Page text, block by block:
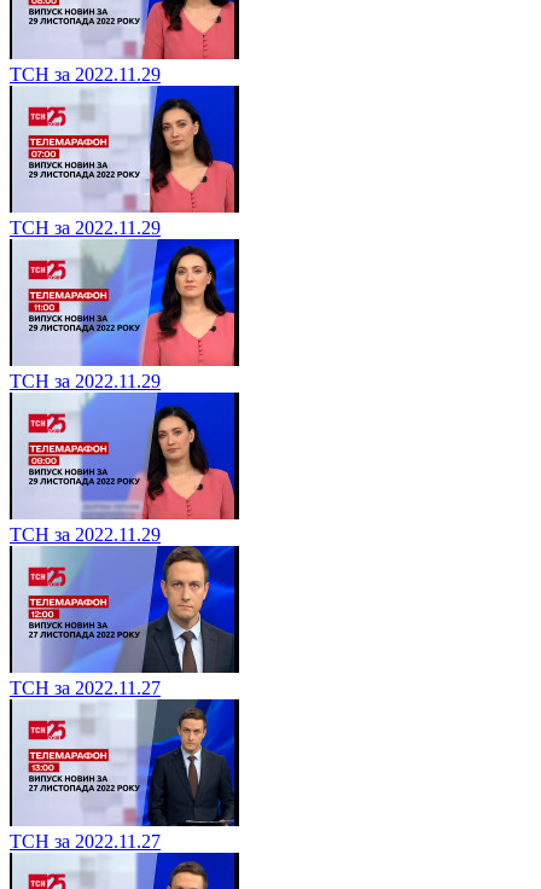
ТСН за 2022.11.29
ТСН за 2022.11.29
ТСН за 2022.11.29
ТСН за 2022.11.29
ТСН за 2022.11.27
ТСН за 2022.11.27